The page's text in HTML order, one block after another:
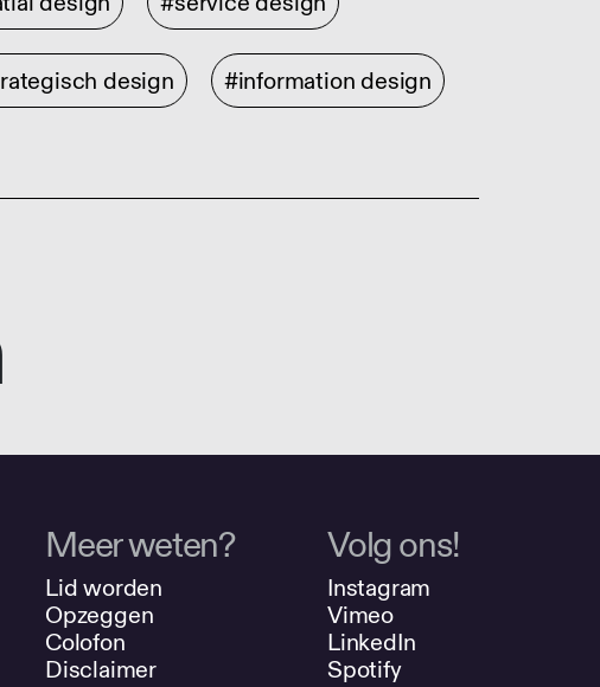
design #information design
Meer weten?
Lid worden
Opzeggen
Colofon
Disclaimer
Volg ons!
Instagram
Vimeo
LinkedIn
Spotify